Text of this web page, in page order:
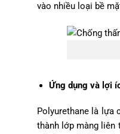
vào nhiều loại bề
Ứng dụng và lợi
Polyurethane là lựa
thành lớp màng liên